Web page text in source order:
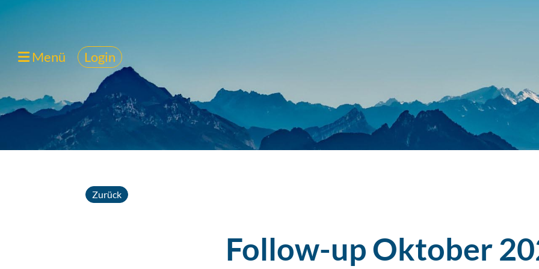
Login
Menü
Zurück
Follow-up Oktober